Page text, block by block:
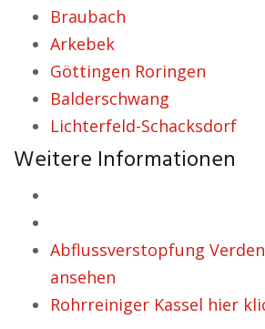
Braubach
Arkebek
Göttingen Roringen
Balderschwang
Lichterfeld-Schacksdorf
Weitere Informationen
Abflussverstopfung
ansehen
Rohrreiniger Kassel hier